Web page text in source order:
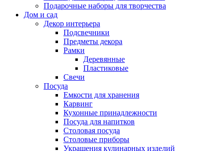
Подарочные наборы для творчества
Дом и сад
Декор интерьера
Подсвечники
Предметы декора
Рамки
Деревянные
Пластиковые
Свечи
Посуда
Емкости для хранения
Карвинг
Кухонные принадлежности
Посуда для напитков
Столовая посуда
Столовые приборы
Украшения кулинарных изделий